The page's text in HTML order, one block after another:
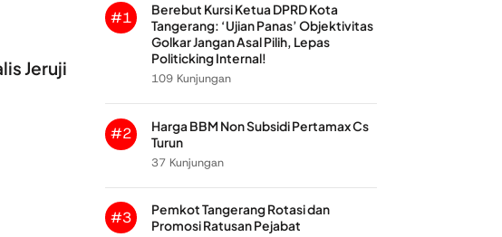
Jeruji
#1
Berebut Kursi Ketua DPRD Kota
Tangerang: ‘Ujian Panas’ Objektivitas
Golkar Jangan Asal Pilih, Lepas
Politicking Internal!
109 Kunjungan
#2
Harga BBM Non Subsidi Pertamax Cs
Turun
37 Kunjungan
#3
Pemkot Tangerang Rotasi dan
Promosi Ratusan Pejabat